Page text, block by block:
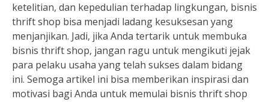
ketelitian, dan kepedulian terhadap lingkungan, bisnis
thrift shop bisa menjadi ladang kesuksesan yang
menjanjikan. Jadi, jika Anda tertarik untuk membuka
bisnis thrift shop, jangan ragu untuk mengikuti jejak
para pelaku usaha yang telah sukses dalam bidang
ini. Semoga artikel ini bisa memberikan inspirasi dan
motivasi bagi Anda untuk memulai bisnis thrift shop